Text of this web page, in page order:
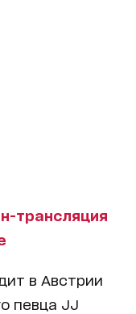
трансляция
в Австрии
певца JJ